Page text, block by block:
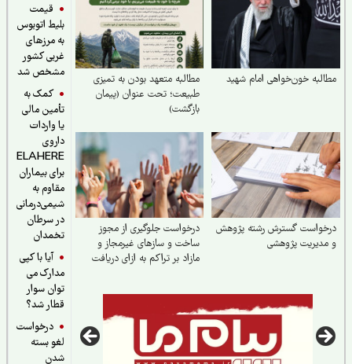
قیمت
بلیط اتوبوس
به مرزهای
غربی کشور
مشخص شد
کمک به
تأمین مالی
یا واردات
داروی
ELAHERE
برای بیماران
مقاوم به
شیمی‌درمانی
در سرطان
تخمدان
آیا با کپی
مدارک می
توان سوار
قطار شد؟
درخواست
لغو بسته
خون‌خواهی امام شهید
مطالبه متعهد بودن به تمیزی
طبیعت؛ تحت عنوان (پیمان
بازگشت)
گسترش رشته پژوهش
پژوهشی
درخواست جلوگیری از مجوز
ساخت و سازهای غیرمجاز و
مازاد بر تراکم به ازای دریافت